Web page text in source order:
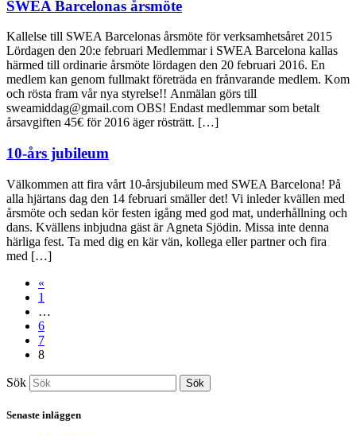
SWEA Barcelonas årsmöte
Kallelse till SWEA Barcelonas årsmöte för verksamhetsåret 2015
Lördagen den 20:e februari Medlemmar i SWEA Barcelona kallas
härmed till ordinarie årsmöte lördagen den 20 februari 2016. En
medlem kan genom fullmakt företräda en frånvarande medlem. Kom
och rösta fram vår nya styrelse!! Anmälan görs till
sweamiddag@gmail.com OBS! Endast medlemmar som betalt
årsavgiften 45€ för 2016 äger rösträtt. […]
10-års jubileum
Välkommen att fira vårt 10-årsjubileum med SWEA Barcelona! På
alla hjärtans dag den 14 februari smäller det! Vi inleder kvällen med
årsmöte och sedan kör festen igång med god mat, underhållning och
dans. Kvällens inbjudna gäst är Agneta Sjödin. Missa inte denna
härliga fest. Ta med dig en kär vän, kollega eller partner och fira
med […]
«
1
…
6
7
8
Sök Sök
Senaste inläggen